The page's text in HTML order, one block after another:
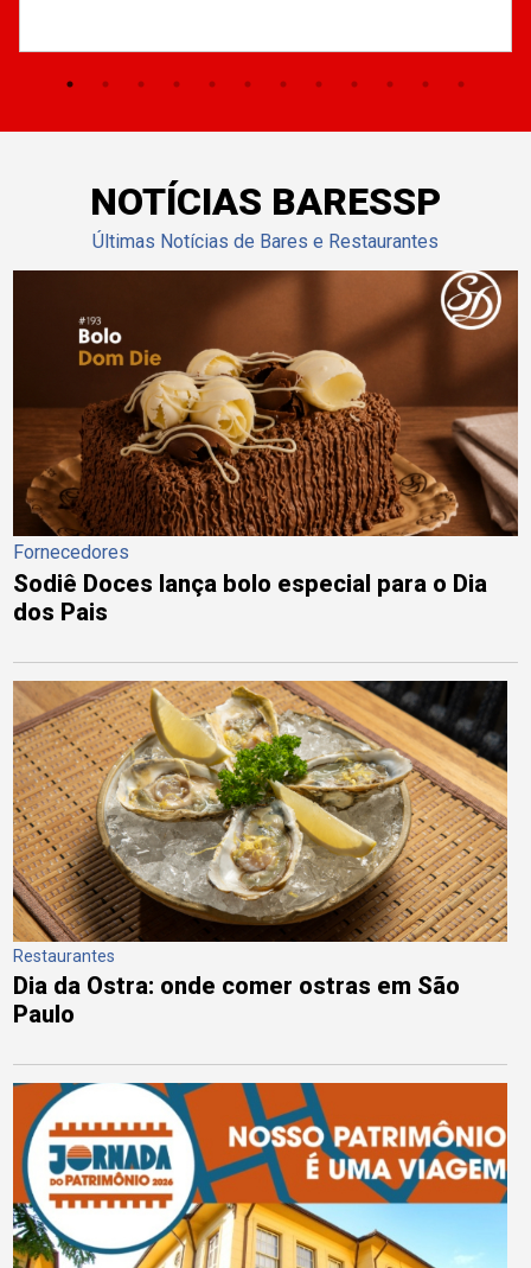
NOTÍCIAS BARESSP
Últimas Notícias de Bares e Restaurantes
Fornecedores
Sodiê Doces lança bolo especial para o Dia
dos Pais
Restaurantes
Dia da Ostra: onde comer ostras em São
Paulo